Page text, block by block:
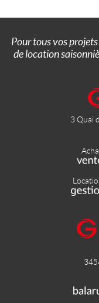
Pour tous vos
de location
3 Quai